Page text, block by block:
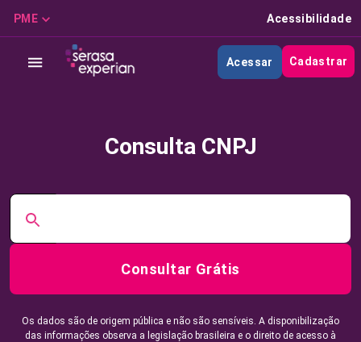
PME Acessibilidade
Acessar Cadastrar
Consulta CNPJ
Consultar Grátis
Os dados são de origem pública e não são sensíveis. A disponibilização
das informações observa a legislação brasileira e o direito de acesso à